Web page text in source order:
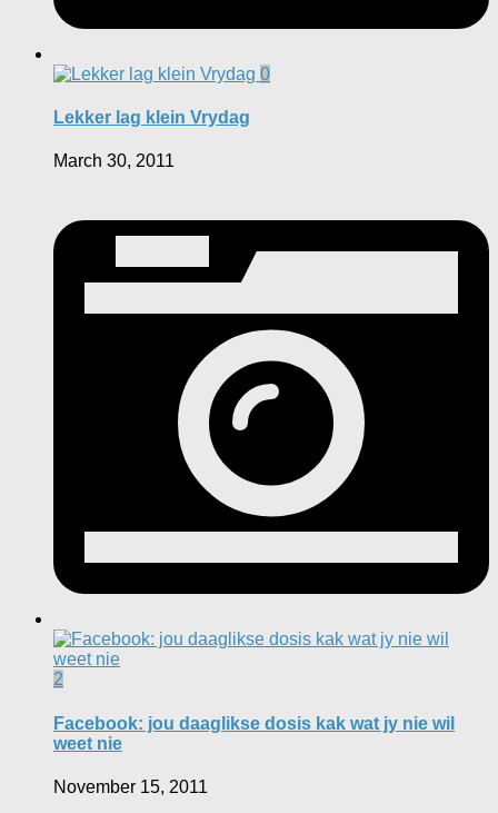
0
Lekker lag klein Vrydag
March 30, 2011
2
Facebook: jou daaglikse dosis kak wat jy nie wil
weet nie
November 15, 2011